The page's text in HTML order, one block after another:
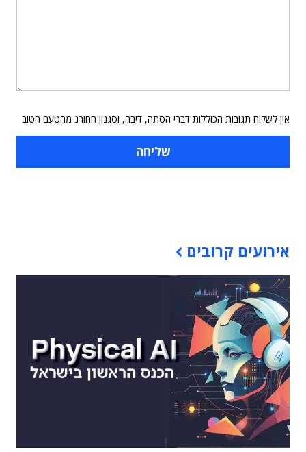
אין לשלוח תגובות הכוללות דברי הסתה, דיבה, וסגנון החורג מהטעם הטוב
אירועים קרובים